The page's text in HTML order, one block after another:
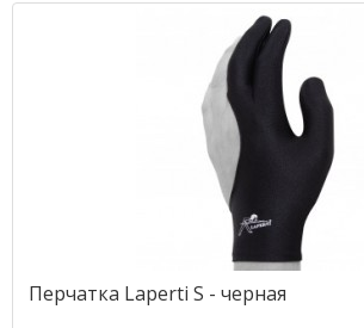
Перчатка Laperti S - черная